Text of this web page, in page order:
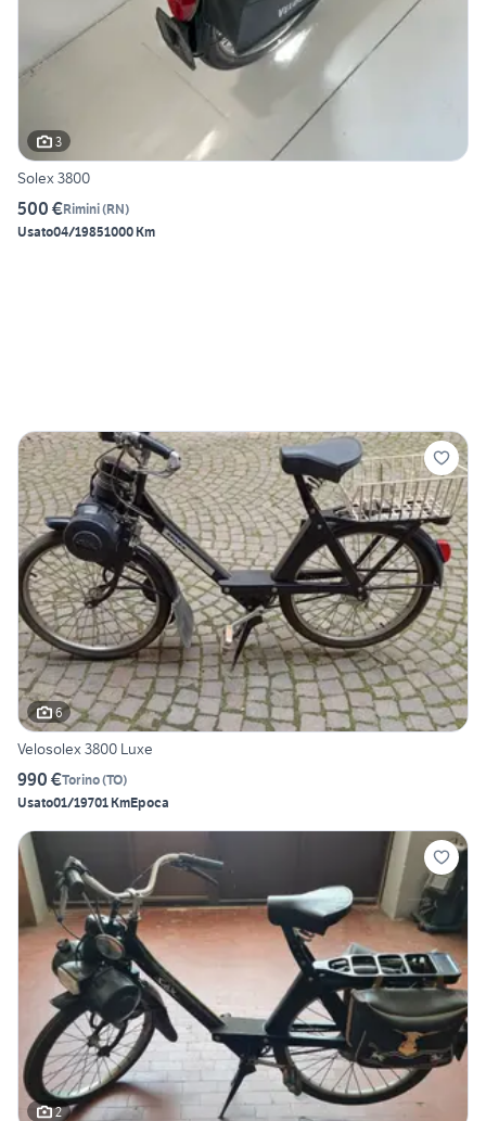
3
Solex 3800
500 €Rimini(RN)
Usato04/19851000 Km
6
Velosolex 3800 Luxe
990 €Torino(TO)
Usato01/19701 KmEpoca
2